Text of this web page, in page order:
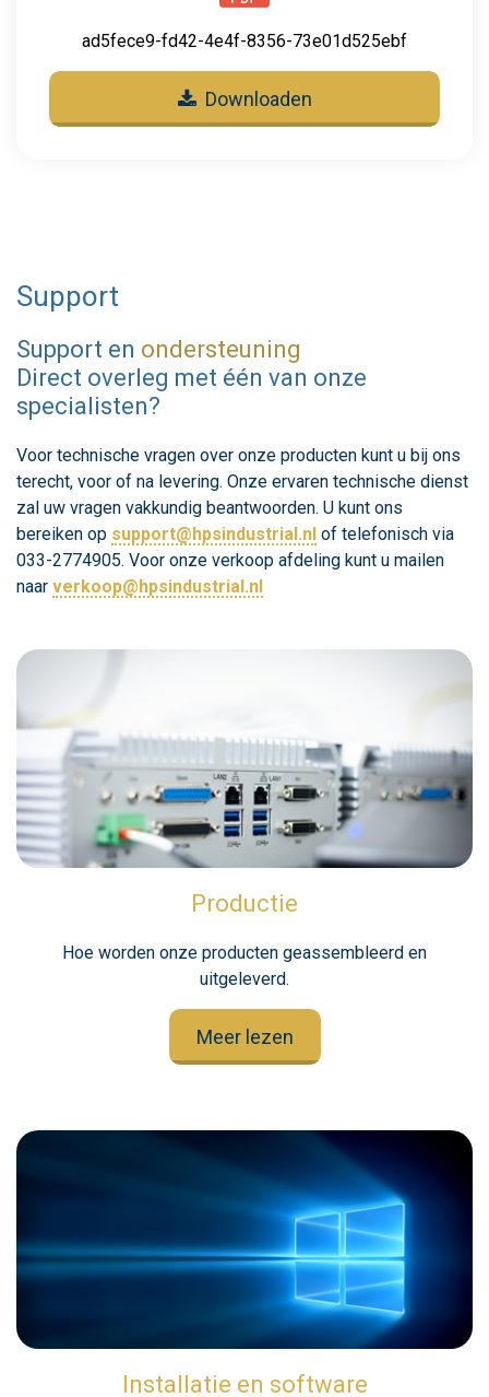
ad5fece9-fd42-4e4f-8356-73e01d525ebf
Downloaden
Support
Support en ondersteuning
Direct overleg met één van onze
specialisten?
Voor technische vragen over onze producten kunt u bij ons
terecht, voor of na levering. Onze ervaren technische dienst
zal uw vragen vakkundig beantwoorden. U kunt ons
bereiken op support@hpsindustrial.nl of telefonisch via
033-2774905. Voor onze verkoop afdeling kunt u mailen
naar verkoop@hpsindustrial.nl
Productie
Hoe worden onze producten geassembleerd en
uitgeleverd.
Meer lezen
Installatie en software